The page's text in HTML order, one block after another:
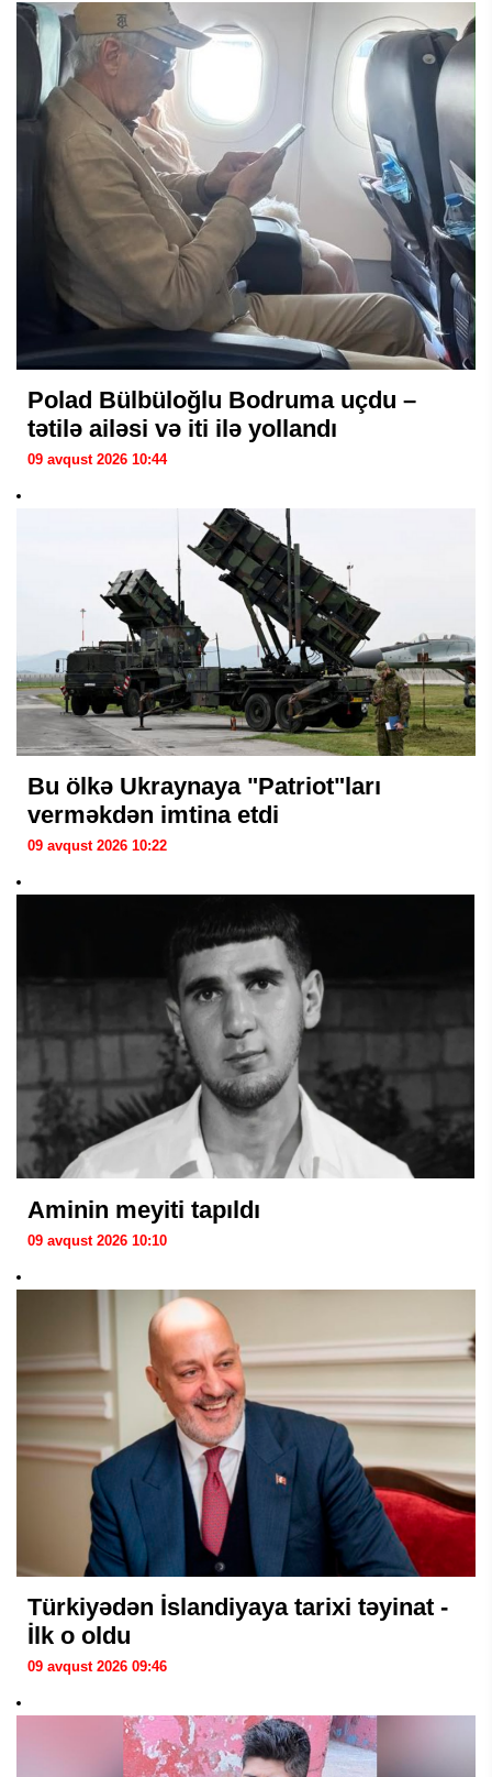
Polad Bülbüloğlu Bodruma uçdu –
tətilə ailəsi və iti ilə yollandı
09 avqust 2026 10:44
Bu ölkə Ukraynaya "Patriot"ları
verməkdən imtina etdi
09 avqust 2026 10:22
Aminin meyiti tapıldı
09 avqust 2026 10:10
Türkiyədən İslandiyaya tarixi təyinat -
İlk o oldu
09 avqust 2026 09:46